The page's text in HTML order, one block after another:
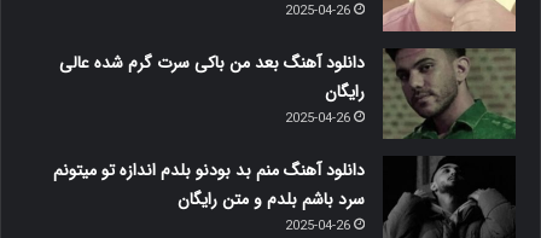
2025-04-26
دانلود آهنگ بعد من باکی سرت گرم شده عالی
رایگان
2025-04-26
دانلود آهنگ منم بد بودنو بلدم اندازه تو میتونم
سرد باشم بلدم و متن رایگان
2025-04-26